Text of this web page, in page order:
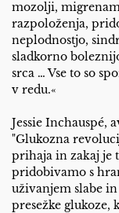
mozolji,
razpoloženja,
neplodnostjo,
sladkorno
srca … Vse to so
v redu.«
Jessie Inchauspé,
"Glukozna
prihaja in zakaj je
pridobivamo s
uživanjem slabe
presežke glukoze,